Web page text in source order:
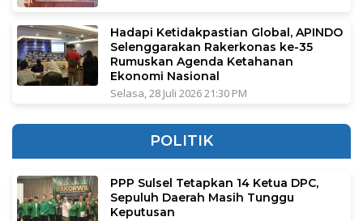
Hadapi Ketidakpastian Global, APINDO
Selenggarakan Rakerkonas ke-35
Rumuskan Agenda Ketahanan
Ekonomi Nasional
Selasa, 28 Juli 2026 21:30 PM
POLITIK
PPP Sulsel Tetapkan 14 Ketua DPC,
Sepuluh Daerah Masih Tunggu
Keputusan